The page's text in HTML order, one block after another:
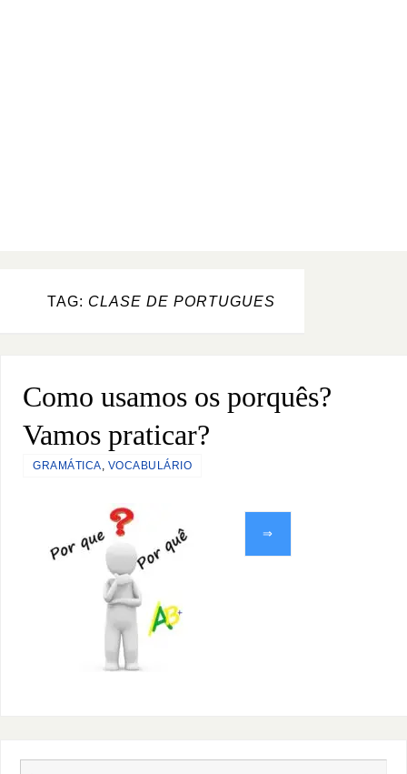
TAG: CLASE DE PORTUGUES
Como usamos os porquês?
Vamos praticar?
GRAMÁTICA, VOCABULÁRIO
⇒